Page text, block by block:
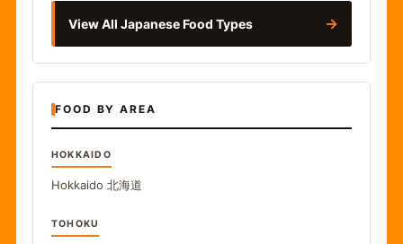
View All Japanese Food Types →
FOOD BY AREA
HOKKAIDO
Hokkaido 北海道
TOHOKU